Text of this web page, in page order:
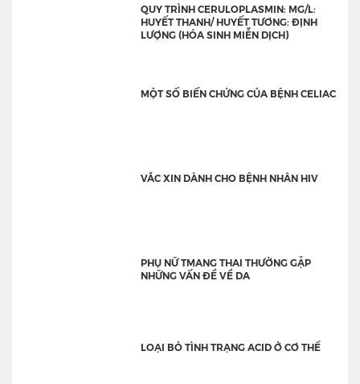
QUY TRÌNH CERULOPLASMIN: MG/L:
HUYẾT THANH/ HUYẾT TƯƠNG: ĐỊNH
LƯỢNG (HÓA SINH MIỄN DỊCH)
MỘT SỐ BIẾN CHỨNG CỦA BỆNH CELIAC
VẮC XIN DÀNH CHO BỆNH NHÂN HIV
PHỤ NỮ TMANG THAI THƯỜNG GẶP
NHỮNG VẤN ĐỀ VỀ DA
LOẠI BỎ TÌNH TRẠNG ACID Ở CƠ THỂ